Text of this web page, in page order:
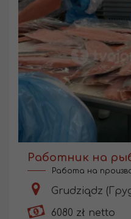
Работник на
Работа на
Grudziądz
6080 zł netto